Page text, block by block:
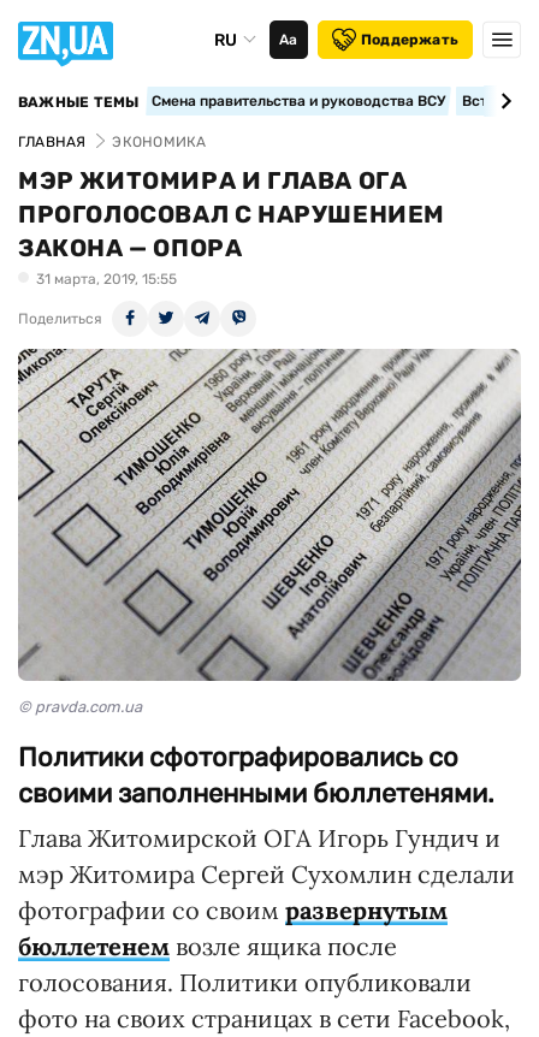
RU Аа Поддержать
ВАЖНЫЕ ТЕМЫ Смена правительства и руководства ВСУ
ГЛАВНАЯ ЭКОНОМИКА
МЭР ЖИТОМИРА И ГЛАВА ОГА
ПРОГОЛОСОВАЛ С НАРУШЕНИЕМ
ЗАКОНА — ОПОРА
31 марта, 2019, 15:55
Поделиться
© pravda.com.ua
Политики сфотографировались со
своими заполненными бюллетенями.
Глава Житомирской ОГА Игорь Гундич и
мэр Житомира Сергей Сухомлин сделали
фотографии со своим развернутым
бюллетенем возле ящика после
голосования. Политики опубликовали
фото на своих страницах в сети Facebook,